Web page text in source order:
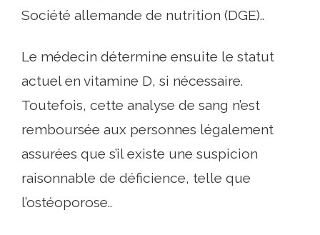
Société allemande de nutrition (DGE)..
Le médecin détermine ensuite le statut
actuel en vitamine D, si nécessaire.
Toutefois, cette analyse de sang n’est
remboursée aux personnes légalement
assurées que s’il existe une suspicion
raisonnable de déficience, telle que
l’ostéoporose..